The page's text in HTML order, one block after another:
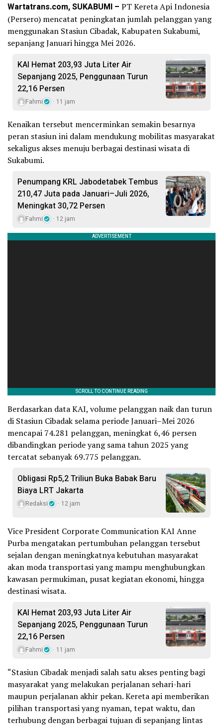
Wartatrans.com, SUKABUMI – PT Kereta Api Indonesia
(Persero) mencatat peningkatan jumlah pelanggan yang
menggunakan Stasiun Cibadak, Kabupaten Sukabumi,
sepanjang Januari hingga Mei 2026.
KAI Hemat 203,93 Juta Liter Air
Sepanjang 2025, Penggunaan Turun
22,16 Persen
Fahmi 11 jam
Kenaikan tersebut mencerminkan semakin besarnya
peran stasiun ini dalam mendukung mobilitas masyarakat
sekaligus akses menuju berbagai destinasi wisata di
Sukabumi.
Penumpang KRL Jabodetabek Tembus
210,47 Juta pada Januari–Juli 2026,
Meningkat 30,72 Persen
Fahmi 12 jam
Berdasarkan data KAI, volume pelanggan naik dan turun
di Stasiun Cibadak selama periode Januari–Mei 2026
mencapai 74.281 pelanggan, meningkat 6,46 persen
dibandingkan periode yang sama tahun 2025 yang
tercatat sebanyak 69.775 pelanggan.
Obligasi Rp5,2 Triliun Buka Babak Baru
Biaya LRT Jakarta
Redaksi 12 jam
Vice President Corporate Communication KAI Anne
Purba mengatakan pertumbuhan pelanggan tersebut
sejalan dengan meningkatnya kebutuhan masyarakat
akan moda transportasi yang mampu menghubungkan
kawasan permukiman, pusat kegiatan ekonomi, hingga
destinasi wisata.
KAI Hemat 203,93 Juta Liter Air
Sepanjang 2025, Penggunaan Turun
22,16 Persen
Fahmi 11 jam
“Stasiun Cibadak menjadi salah satu akses penting bagi
masyarakat yang melakukan perjalanan sehari-hari
maupun perjalanan akhir pekan. Kereta api memberikan
pilihan transportasi yang nyaman, tepat waktu, dan
terhubung dengan berbagai tujuan di sepanjang lintas